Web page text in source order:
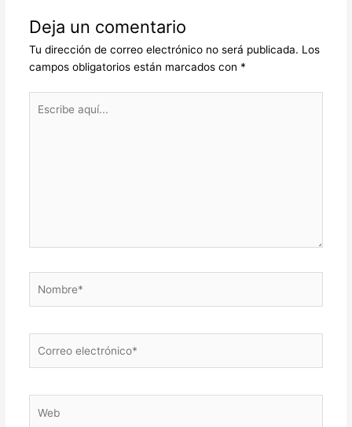
Deja un comentario
Tu dirección de correo electrónico no será publicada. Los
campos obligatorios están marcados con *
aquí...
electrónico*